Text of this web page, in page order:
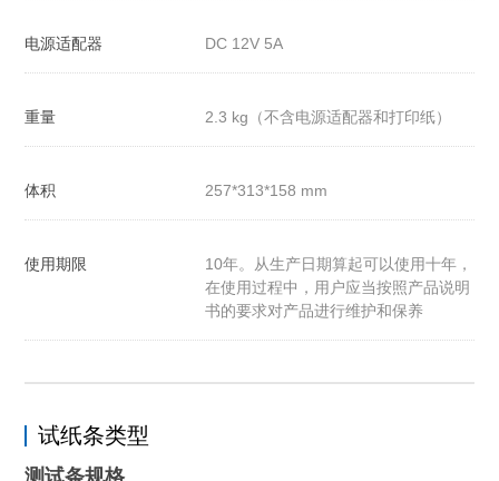
电源适配器 DC 12V 5A
重量 2.3 kg（不含电源适配器和打印纸）
体积 257*313*158 mm
使用期限
10年。从生产日期算起可以使用十年，
在使用过程中，用户应当按照产品说明
书的要求对产品进行维护和保养
试纸条类型